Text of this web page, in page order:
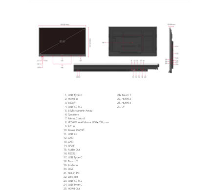
USB Type-C
HDMI In
Touch
USB 3.0 x 2
8-Microphone Array
Speakers
Menu Control
VESA® Wall Mount 800x600 mm
AC In
Power On/Off
USB 2.0
LAN
LAN
SPDIF
Audio Out
RS232
USB Type-C
Touch 2
Audio In
VGA
Slot-in PC
WiFi Slot
USB 3.0 x 2
USB Type-C
HDMI Out
Touch 1
HDMI 2
HDMI 3
DP